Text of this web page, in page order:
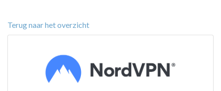
Terug naar het overzicht